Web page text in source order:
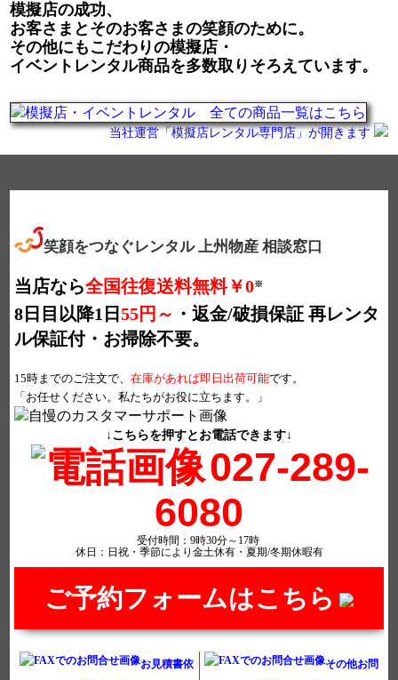
模擬店の成功、
お客さまとそのお客さまの笑顔のために。
その他にもこだわりの模擬店・
イベントレンタル商品を多数取りそろえています。
当社運営「模擬店レンタル専門店」が開きます
笑顔をつなぐレンタル 上州物産 相談窓口
当店なら全国往復送料無料￥0※
8日目以降1日55円～ ・返金/破損保証 再レンタ
ル保証付・お掃除不要。
15時までのご注文で、在庫があれば即日出荷可能です。
「お任せください。私たちがお役に立ちます。」
ご予約フォームはこちら
↓こちらを押すとお電話できます↓
027-289-
6080
受付時間：9時30分～17時
休日：日祝・季節により金土休有・夏期/冬期休暇有
お見積書依
その他お問